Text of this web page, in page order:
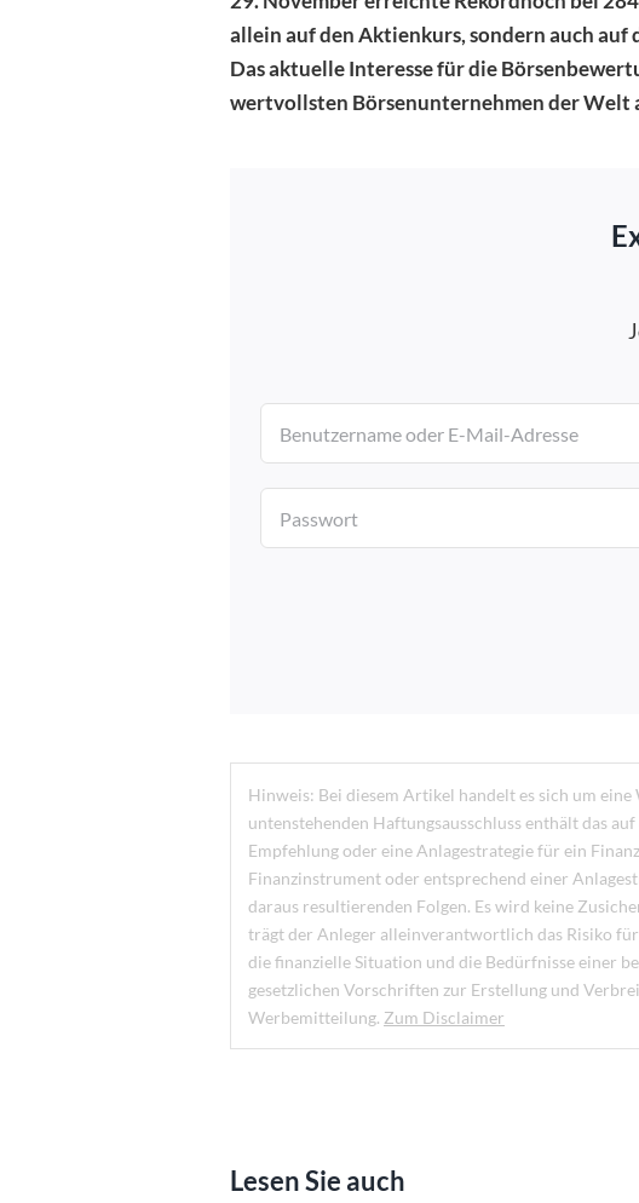
allein auf den Aktienkurs, sondern auch
Das aktuelle Interesse für die
wertvollsten Börsenunternehmen der Welt
Hinweis: Bei diesem Artikel handelt es sich um
untenstehenden Haftungsausschluss enthält das
Empfehlung oder eine Anlagestrategie für ein
Finanzinstrument oder entsprechend einer
daraus resultierenden Folgen. Es wird keine
trägt der Anleger alleinverantwortlich das Risiko
die finanzielle Situation und die Bedürfnisse einer
gesetzlichen Vorschriften zur Erstellung und
Werbemitteilung. Zum Disclaimer
Lesen Sie auch